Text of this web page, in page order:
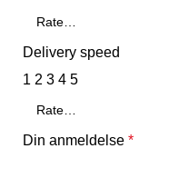
Delivery speed
1 2 3 4 5
Din anmeldelse *